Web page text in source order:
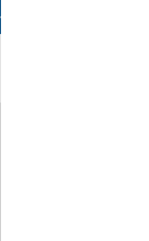
فريقنا متاح للإجابة على أسئلتك وتقديم